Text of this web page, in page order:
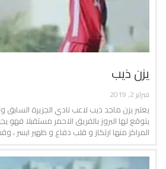
يزن ذيب
فبراير 2, 2019
يعتبر يزن ماجد ذيب لاعب نادي الجزيرة السابق
يتوقع لها البروز بالفريق الاحمر مستقبلا فهو
المراكز منها ارتكاز و قلب دفاع و ظهير ايسر ،